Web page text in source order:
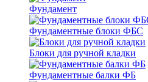
Фундамент
Фундаментные блоки ФБС
Блоки для ручной кладки
Фундаментные балки ФБ